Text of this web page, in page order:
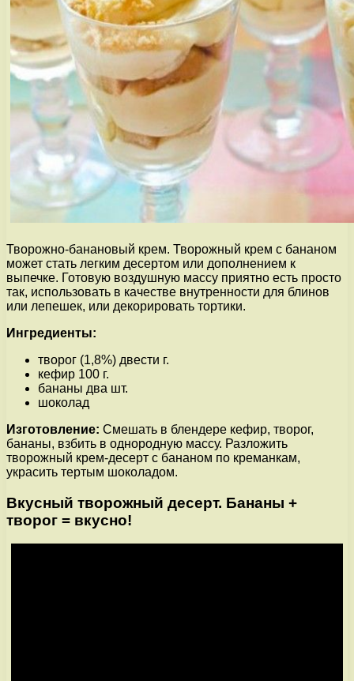
Творожно-банановый крем. Творожный крем с бананом
может стать легким десертом или дополнением к
выпечке. Готовую воздушную массу приятно есть просто
так, использовать в качестве внутренности для блинов
или лепешек, или декорировать тортики.
Ингредиенты:
творог (1,8%) двести г.
кефир 100 г.
бананы два шт.
шоколад
Изготовление: Смешать в блендере кефир, творог,
бананы, взбить в однородную массу. Разложить
творожный крем-десерт с бананом по креманкам,
украсить тертым шоколадом.
Вкусный творожный десерт. Бананы +
творог = вкусно!